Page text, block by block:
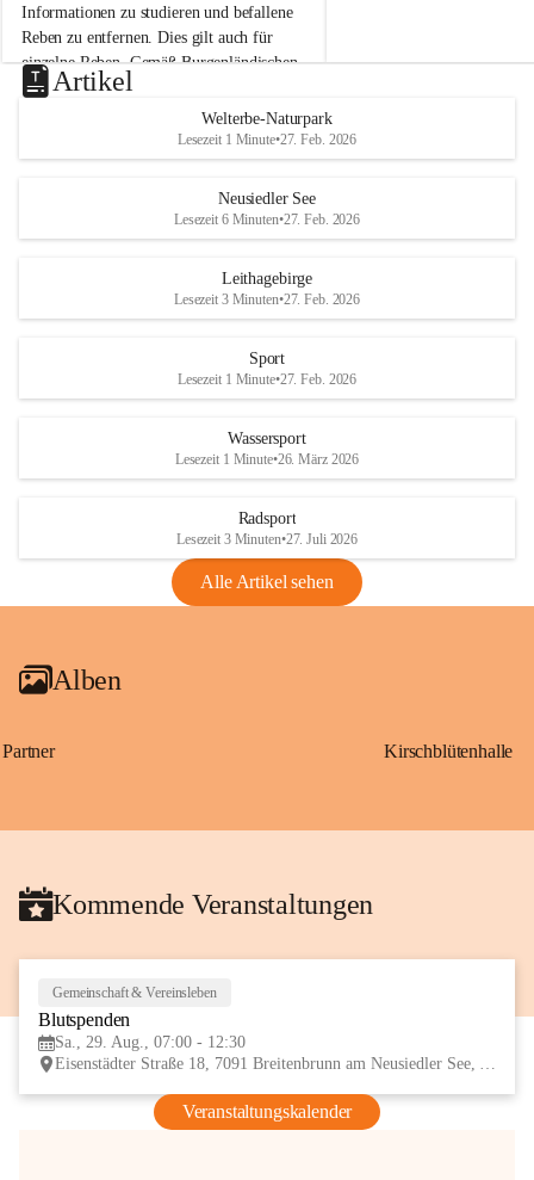
m
N
e
u
s
d
S
Informationen zu studieren und befallene
Reben zu entfernen. Dies gilt auch für
einzelne Reben. Gemäß Burgenländischen
Weinbaugesetz sind nicht gepflegte oder
unzulässige Weingärten zu roden! Bitte
helfen wir zusammen um unsere Winzer
vor den prognostizierten Ernteausfällen
und den daraus folgenden wirtschaftlichen
Maßnahmen zur Bekämpfung
Rebe und der Amerikanischen
Anhang VBl. EU Nr. 18
1 Seite•1,4 MB
VBl. EU Nr. 18_2026
u
e
d
r
S
Artikel
Welterbe-Naturpark
Lesezeit 1 Minute•27. Feb. 2026
Neusiedler See
Lesezeit 6 Minuten•27. Feb. 2026
Leithagebirge
Lesezeit 3 Minuten•27. Feb. 2026
Sport
Lesezeit 1 Minute•27. Feb. 2026
Wassersport
Lesezeit 1 Minute•26. März 2026
Radsport
Lesezeit 3 Minuten•27. Juli 2026
Alle Artikel sehen
Alben
Partner Kirschblütenhalle
Kommende Veranstaltungen
Gemeinschaft & Vereinsleben
Blutspenden
Sa., 29. Aug., 07:00 - 12:30
Eisenstädter Straße 18, 7091 Breitenbrunn am Neusiedler See, AUT
Veranstaltungskalender